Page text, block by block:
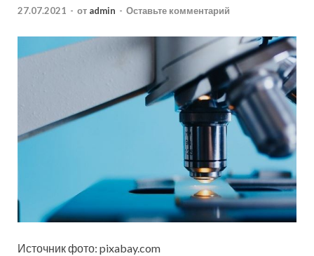
27.07.2021 - от admin - Оставьте комментарий
Источник фото: pixabay.com